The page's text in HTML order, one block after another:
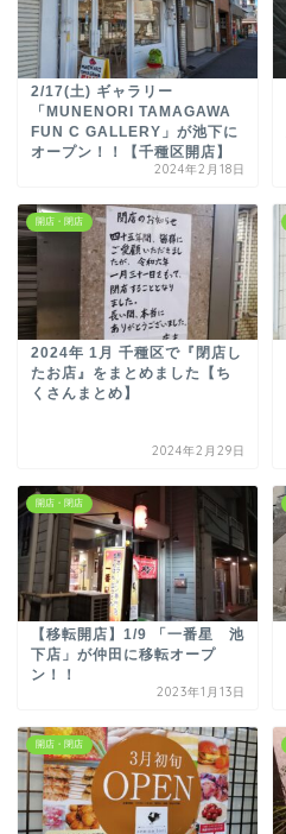
2/17(土) ギャラリー
「MUNENORI TAMAGAWA
FUN C GALLERY」が池下に
オープン！！【千種区開店】
2024年2月18日
開店・閉店
2024年 1月 千種区で『閉店し
たお店』をまとめました【ち
くさんまとめ】
2024年2月29日
開店・閉店
【移転開店】1/9 「一番星 池
下店」が仲田に移転オープ
ン！！
2023年1月13日
開店・閉店